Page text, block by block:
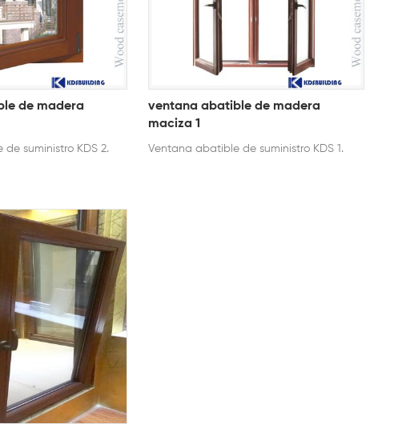
de madera
suministro KDS 2.
ventana abatible de madera
maciza 1
Ventana abatible de suministro KDS 1.